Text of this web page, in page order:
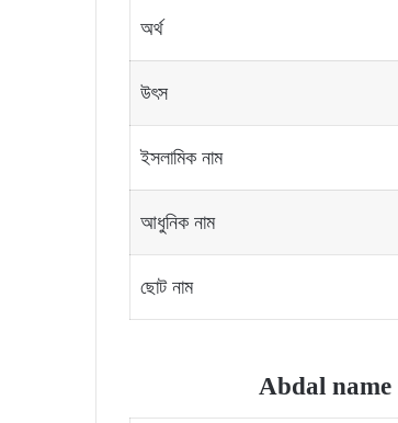
অর্থ
উৎস
ইসলামিক নাম
আধুনিক নাম
ছোট নাম
Abdal name